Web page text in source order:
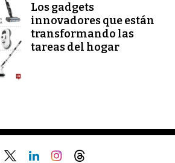
Los gadgets
innovadores que están
transformando las
tareas del hogar